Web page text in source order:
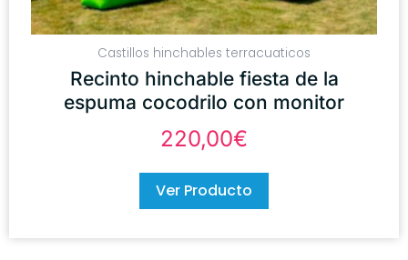
Castillos hinchables terracuaticos
Recinto hinchable fiesta de la
espuma cocodrilo con monitor
220,00€
Ver Producto